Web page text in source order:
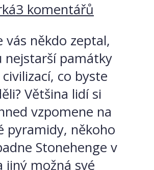
3 komentářů
vás někdo zeptal,
nejstarší památky
co byste
Většina lidí si
vzpomene na
pyramidy, někoho
Stonehenge v
jiný možná své